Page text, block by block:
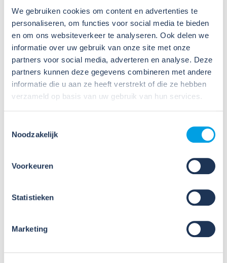
We gebruiken cookies om content en advertenties te
personaliseren, om functies voor social media te bieden
en om ons websiteverkeer te analyseren. Ook delen we
informatie over uw gebruik van onze site met onze
partners voor social media, adverteren en analyse. Deze
partners kunnen deze gegevens combineren met andere
informatie die u aan ze heeft verstrekt of die ze hebben
verzameld op basis van uw gebruik van hun services.
Noodzakelijk
Voorkeuren
Statistieken
Marketing
Bekijkookdepresentatie en videooverderisico’svan
asbest.
Aanvullendetools
Op de pagina Tools per themavind je aanvullend diverse
handige hulpmiddelen zoalsfactsheetsvoor werknemers
en werkgevers, eninformatie overasbest in fitterskit.